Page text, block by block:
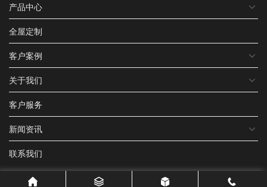
产品中心
全屋定制
客户案例
关于我们
客户服务
新闻资讯
联系我们